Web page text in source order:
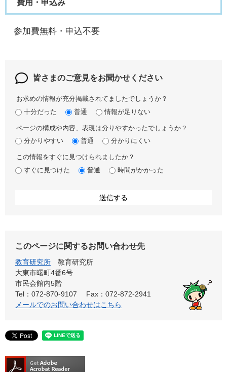
費用・申込み
参加費無料・申込不要
皆さまのご意見をお聞かせください
お求めの情報が充分掲載されてましたでしょうか？
十分だった
普通 情報が足りない
ページの構成や内容、表現は分りやすかったでしょうか？
分かりやすい
普通 分かりにくい
この情報をすぐに見つけられましたか？
すぐに見つけた
普通 時間がかかった
このページに関するお問い合わせ先
教育研究所
教育研究所
大東市曙町4番6号
市民会館内5階
Tel：072-870-9107
Fax：072-872-2941
メールでのお問い合わせはこちら